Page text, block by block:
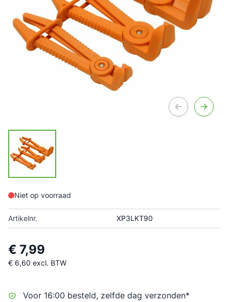
Niet op voorraad
Artikelnr. XP3LKT90
€ 7,99
€ 6,60 excl. BTW
Voor 16:00 besteld, zelfde dag verzonden*